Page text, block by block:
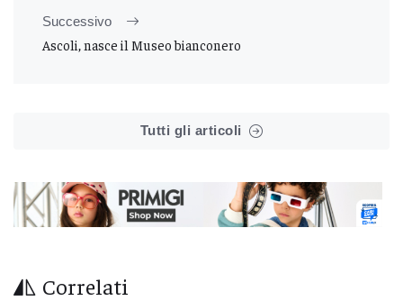
Successivo
Ascoli, nasce il Museo bianconero
Tutti gli articoli
Correlati